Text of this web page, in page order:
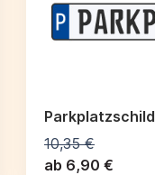
Parkplatzschild
10,35 €
ab 6,90 €